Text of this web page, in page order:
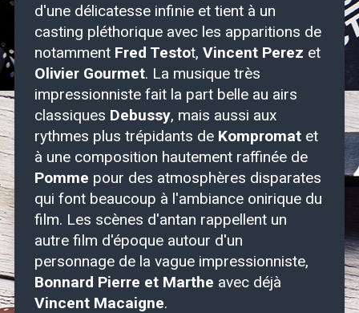
d'une délicatesse infinie et tient à un
casting pléthorique avec les apparitions de
notamment Fred Testot, Vincent Perez et
Olivier Gourmet. La musique très
impressionniste fait la part belle au airs
classiques Debussy, mais aussi aux
rythmes plus trépidants de Kompromatet
à une composition hautement raffinée de
Pomme pour des atmosphères disparates
qui font beaucoup à l'ambiance onirique du
film. Les scènes d'antan rappellent un
autre film d'époque autour d'un
personnage de la vague impressionniste,
Bonnard Pierre et Marthe avec déjà
Vincent Macaigne.